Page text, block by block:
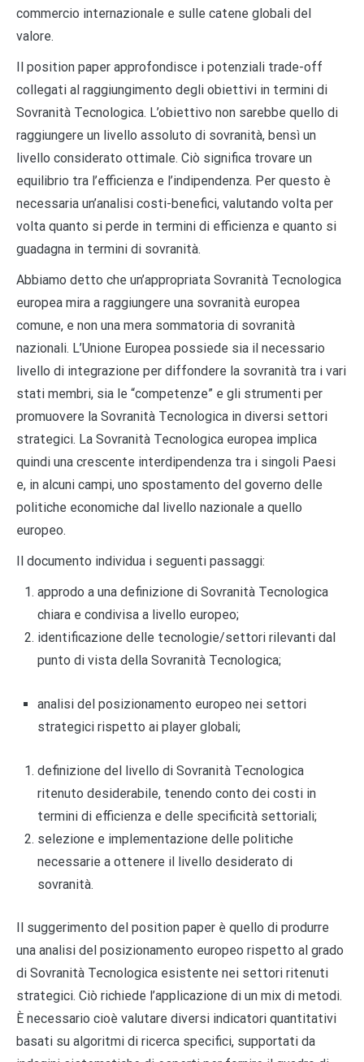
commercio internazionale e sulle catene globali del
valore.
Il position paper approfondisce i potenziali trade-off
collegati al raggiungimento degli obiettivi in termini di
Sovranità Tecnologica. L’obiettivo non sarebbe quello di
raggiungere un livello assoluto di sovranità, bensì un
livello considerato ottimale. Ciò significa trovare un
equilibrio tra l’efficienza e l’indipendenza. Per questo è
necessaria un’analisi costi-benefici, valutando volta per
volta quanto si perde in termini di efficienza e quanto si
guadagna in termini di sovranità.
Abbiamo detto che un’appropriata Sovranità Tecnologica
europea mira a raggiungere una sovranità europea
comune, e non una mera sommatoria di sovranità
nazionali. L’Unione Europea possiede sia il necessario
livello di integrazione per diffondere la sovranità tra i vari
stati membri, sia le “competenze” e gli strumenti per
promuovere la Sovranità Tecnologica in diversi settori
strategici. La Sovranità Tecnologica europea implica
quindi una crescente interdipendenza tra i singoli Paesi
e, in alcuni campi, uno spostamento del governo delle
politiche economiche dal livello nazionale a quello
europeo.
Il documento individua i seguenti passaggi:
approdo a una definizione di Sovranità Tecnologica
chiara e condivisa a livello europeo;
identificazione delle tecnologie/settori rilevanti dal
punto di vista della Sovranità Tecnologica;
analisi del posizionamento europeo nei settori
strategici rispetto ai player globali;
definizione del livello di Sovranità Tecnologica
ritenuto desiderabile, tenendo conto dei costi in
termini di efficienza e delle specificità settoriali;
selezione e implementazione delle politiche
necessarie a ottenere il livello desiderato di
sovranità.
Il suggerimento del position paper è quello di produrre
una analisi del posizionamento europeo rispetto al grado
di Sovranità Tecnologica esistente nei settori ritenuti
strategici. Ciò richiede l’applicazione di un mix di metodi.
È necessario cioè valutare diversi indicatori quantitativi
basati su algoritmi di ricerca specifici, supportati da